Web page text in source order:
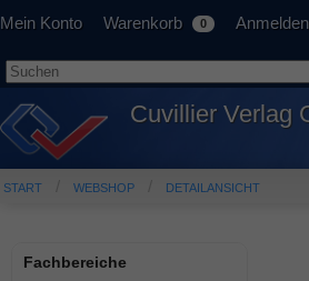
Mein Konto Warenkorb 0 Anmelden
Cuvillier Verlag
START WEBSHOP DETAILANSICHT
Fachbereiche